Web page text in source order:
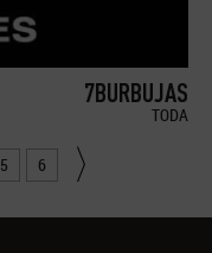
7BURBUJAS
TODA
5 6